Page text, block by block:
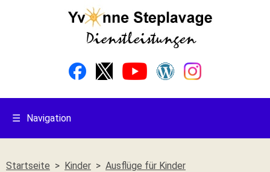
☰ Navigation
Startseite Kinder Ausflüge für Kinder